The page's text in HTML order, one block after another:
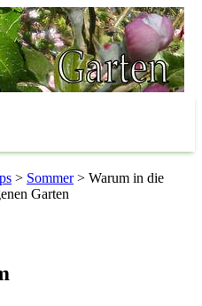
> Sommer> Warum in die
Garten